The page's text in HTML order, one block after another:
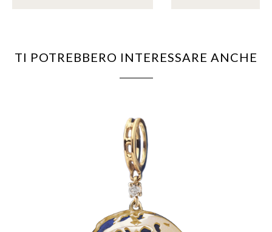
TI POTREBBERO INTERESSARE ANCHE